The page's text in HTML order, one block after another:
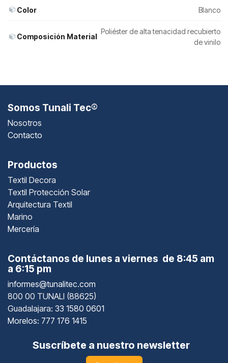
Color Blanco
Composición Material
Poliéster de alta tenacidad recubierto
de vinilo
Somos Tunali Tec®
Nosotros
Contacto
Productos
Textil Decora
Textil Protección Solar
Arquitectura Textil
Marino
Mercería
Contáctanos de lunes a viernes de 8:45 am
a 6:15 pm
informes@tunalitec.com
800 00 TUNALI (88625)
Guadalajara: 33 1580 0601
Morelos: 777 176 1415
Suscríbete a nuestro newsletter